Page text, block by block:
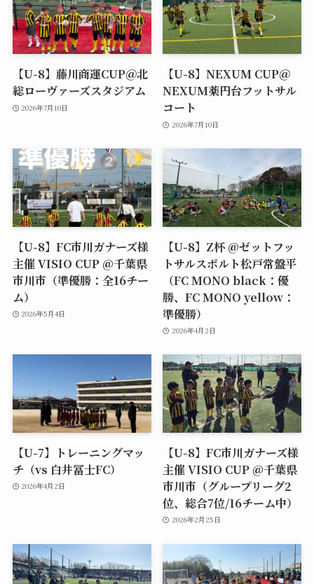
【U-8】藤川商運CUP＠北
総ローヴァーズスタジアム
2026年7月10日
【U-8】NEXUM CUP＠
NEXUM薬円台フットサル
コート
2026年7月10日
【U-8】FC市川ガナーズ様
主催 VISIO CUP @千葉県
市川市（準優勝：全16チー
ム）
2026年5月4日
【U-8】Z杯 @ゼットフッ
トサルスポルト松戸常盤平
（FC MONO black：優
勝、FC MONO yellow：
準優勝）
2026年4月2日
【U-7】トレーニングマッ
チ（vs 白井冨士FC）
2026年4月2日
【U-8】FC市川ガナーズ様
主催 VISIO CUP @千葉県
市川市（グループリーグ2
位、総合7位/16チーム中）
2026年2月25日